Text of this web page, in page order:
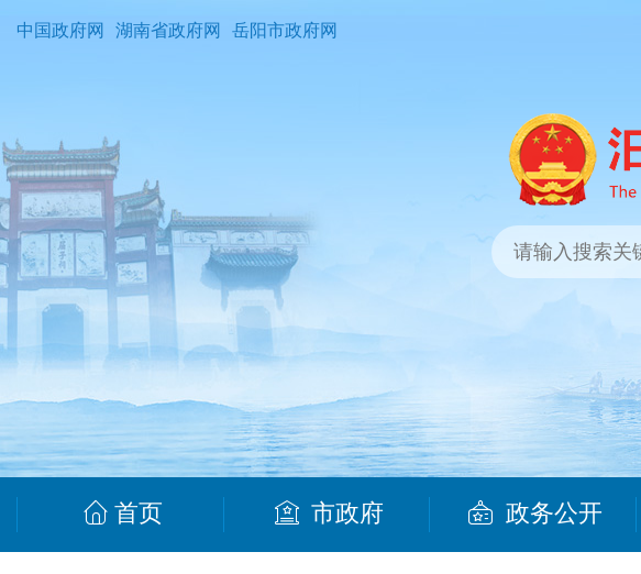
中国政府网 湖南省政府网 岳阳市政府网
首页 市政府 政务公开